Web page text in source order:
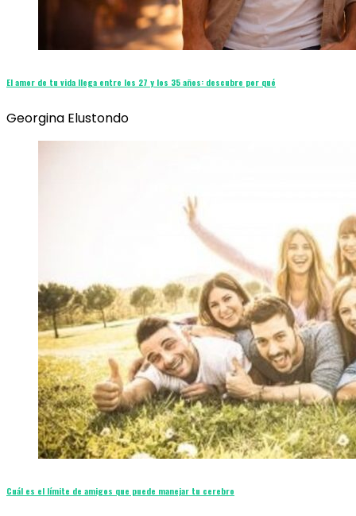
El amor de tu vida llega entre los 27 y los 35 años: descubre por qué
Georgina Elustondo
Cuál es el límite de amigos que puede manejar tu cerebro